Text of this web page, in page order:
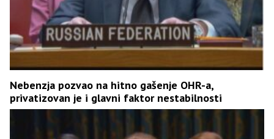
Nebenzja pozvao na hitno gašenje OHR-a,
privatizovan je i glavni faktor nestabilnosti